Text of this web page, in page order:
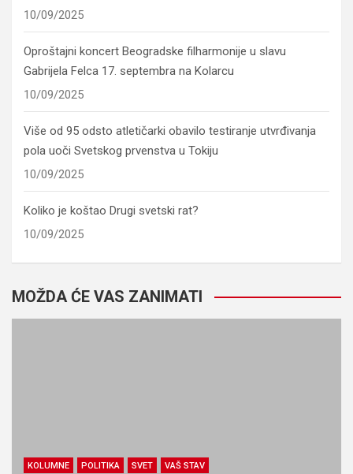
10/09/2025
Oproštajni koncert Beogradske filharmonije u slavu
Gabrijela Felca 17. septembra na Kolarcu
10/09/2025
Više od 95 odsto atletičarki obavilo testiranje utvrđivanja
pola uoči Svetskog prvenstva u Tokiju
10/09/2025
Koliko je koštao Drugi svetski rat?
10/09/2025
MOŽDA ĆE VAS ZANIMATI
KOLUMNE POLITIKA SVET VAŠ STAV